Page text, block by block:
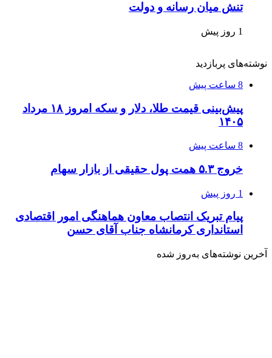
تنش میان رسانه و دولت
1 روز پیش
نوشته‌های پربازدید
8 ساعت پیش
پیش‌بینی قیمت طلا، دلار و سکه امروز ۱۸ مرداد
۱۴۰۵
8 ساعت پیش
خروج ۵.۳ همت پول حقیقی از بازار سهام
1 روز پیش
پیام تبریک انتصاب معاون هماهنگی امور اقتصادی
استانداری کرمانشاه جناب آقای حسن
آخرین نوشته‌های‌ به‌روز شده